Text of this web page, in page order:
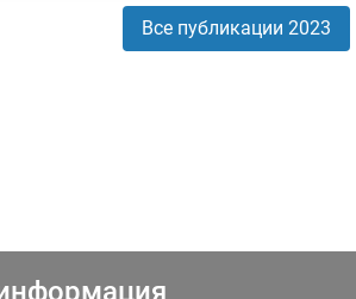
Все публикации 2023